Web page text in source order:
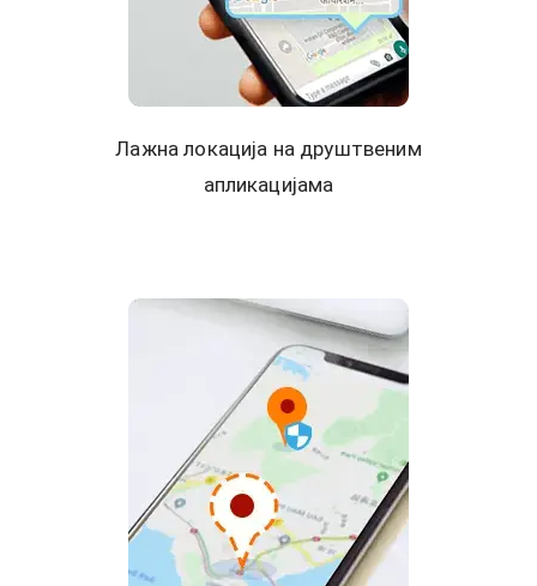
Лажна локација на друштвеним
апликацијама